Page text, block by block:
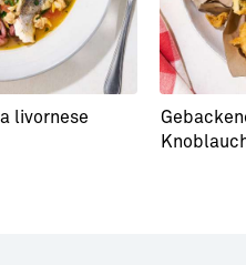
livornese